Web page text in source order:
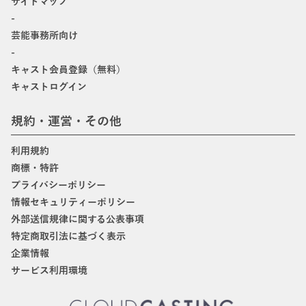
-
芸能事務所向け
-
キャスト会員登録（無料）
キャストログイン
規約・運営・その他
利用規約
商標・特許
プライバシーポリシー
情報セキュリティーポリシー
外部送信規律に関する公表事項
特定商取引法に基づく表示
企業情報
サービス利用環境